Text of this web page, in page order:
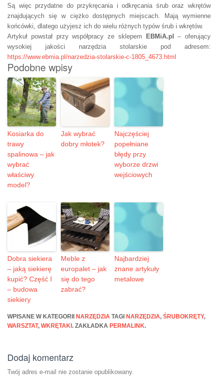
Są więc przydatne do przykręcania i odkręcania śrub oraz wkrętów
znajdujących się w ciężko dostępnych miejscach. Mają wymienne
końcówki, dlatego użyjesz ich do wielu różnych typów śrub i wkrętów.
Artykuł powstał przy współpracy ze sklepem
EBMiA.pl– oferujący
wysokiej jakości narzędzia stolarskie pod adresem:
https://www.ebmia.pl/narzedzia-stolarskie-c-1805_4673.html
Podobne wpisy
Kosiarka do
trawy
spalinowa – jak
wybrać
właściwy
model?
Jak wybrać
dobry młotek?
Najczęściej
popełniane
błędy przy
wyborze drzwi
wejściowych
Dobra siekiera
– jaką siekierę
kupić? Część I
– budowa
siekiery
Meble z
europalet – jak
się do tego
zabrać?
Najbardziej
znane artykuły
metalowe
WPISANE W KATEGORII NARZĘDZIA TAGI NARZĘDZIA, ŚRUBOKRĘTY,
WARSZTAT, WKRĘTAKI . ZAKŁADKA PERMALINK.
Dodaj komentarz
Twój adres e-mail nie zostanie opublikowany.